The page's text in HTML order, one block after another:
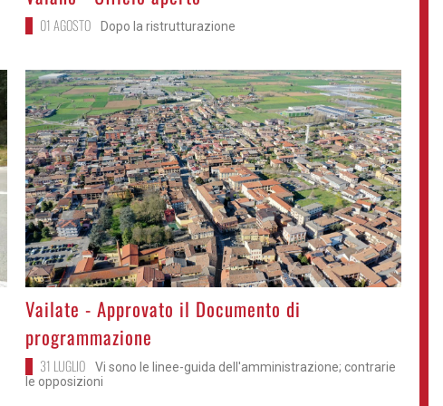
01 AGOSTO Dopo la ristrutturazione
>
Vailate - Approvato il Documento di
programmazione
31 LUGLIO
Vi sono le linee-guida dell'amministrazione; contrarie
le opposizioni